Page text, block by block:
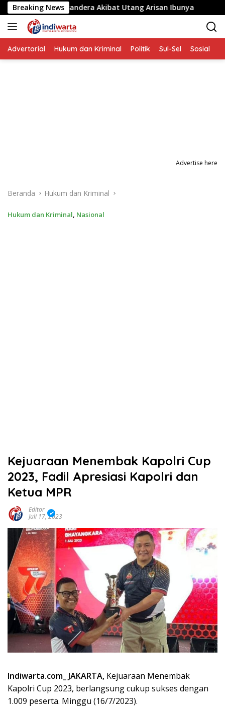
Langsung
ke
konten
Breaking News
yang Disandera Akibat Utang Arisan Ibunya Aksi
Advertorial Hukum dan Kriminal Politik Sul-Sel Sosial
Advertise here
Beranda Hukum dan Kriminal
Hukum dan Kriminal, Nasional
Kejuaraan Menembak Kapolri Cup
2023, Fadil Apresiasi Kapolri dan
Ketua MPR
Editor
Juli 17, 2023
Indiwarta.com_ JAKARTA, Kejuaraan Menembak
Kapolri Cup 2023, berlangsung cukup sukses dengan
1.009 peserta. Minggu (16/7/2023).